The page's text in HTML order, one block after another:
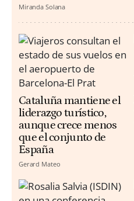
Miranda Solana
Cataluña mantiene el
liderazgo turístico,
aunque crece menos
que el conjunto de
España
Gerard Mateo